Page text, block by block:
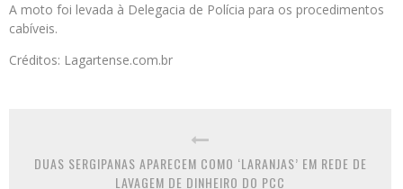
A moto foi levada à Delegacia de Polícia para os procedimentos
cabíveis.
Créditos: Lagartense.com.br
DUAS SERGIPANAS APARECEM COMO ‘LARANJAS’ EM REDE DE
LAVAGEM DE DINHEIRO DO PCC